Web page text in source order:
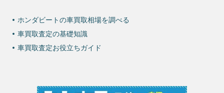
ホンダビートの車買取相場を調べる
車買取査定の基礎知識
車買取査定お役立ちガイド